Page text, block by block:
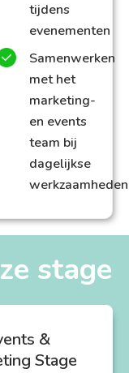
tijdens
evenementen
Samenwerken
met het
marketing-
en events
team bij
dagelijkse
werkzaamheden
stage
&
Stage